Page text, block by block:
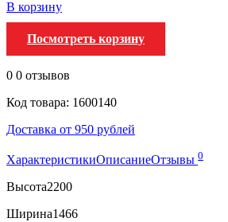
В корзину
Посмотреть корзину
0 0 отзывов
Код товара: 1600140
Доставка от 950 рублей
ХарактеристикиОписаниеОтзывы 0
Высота2200
Ширина1466